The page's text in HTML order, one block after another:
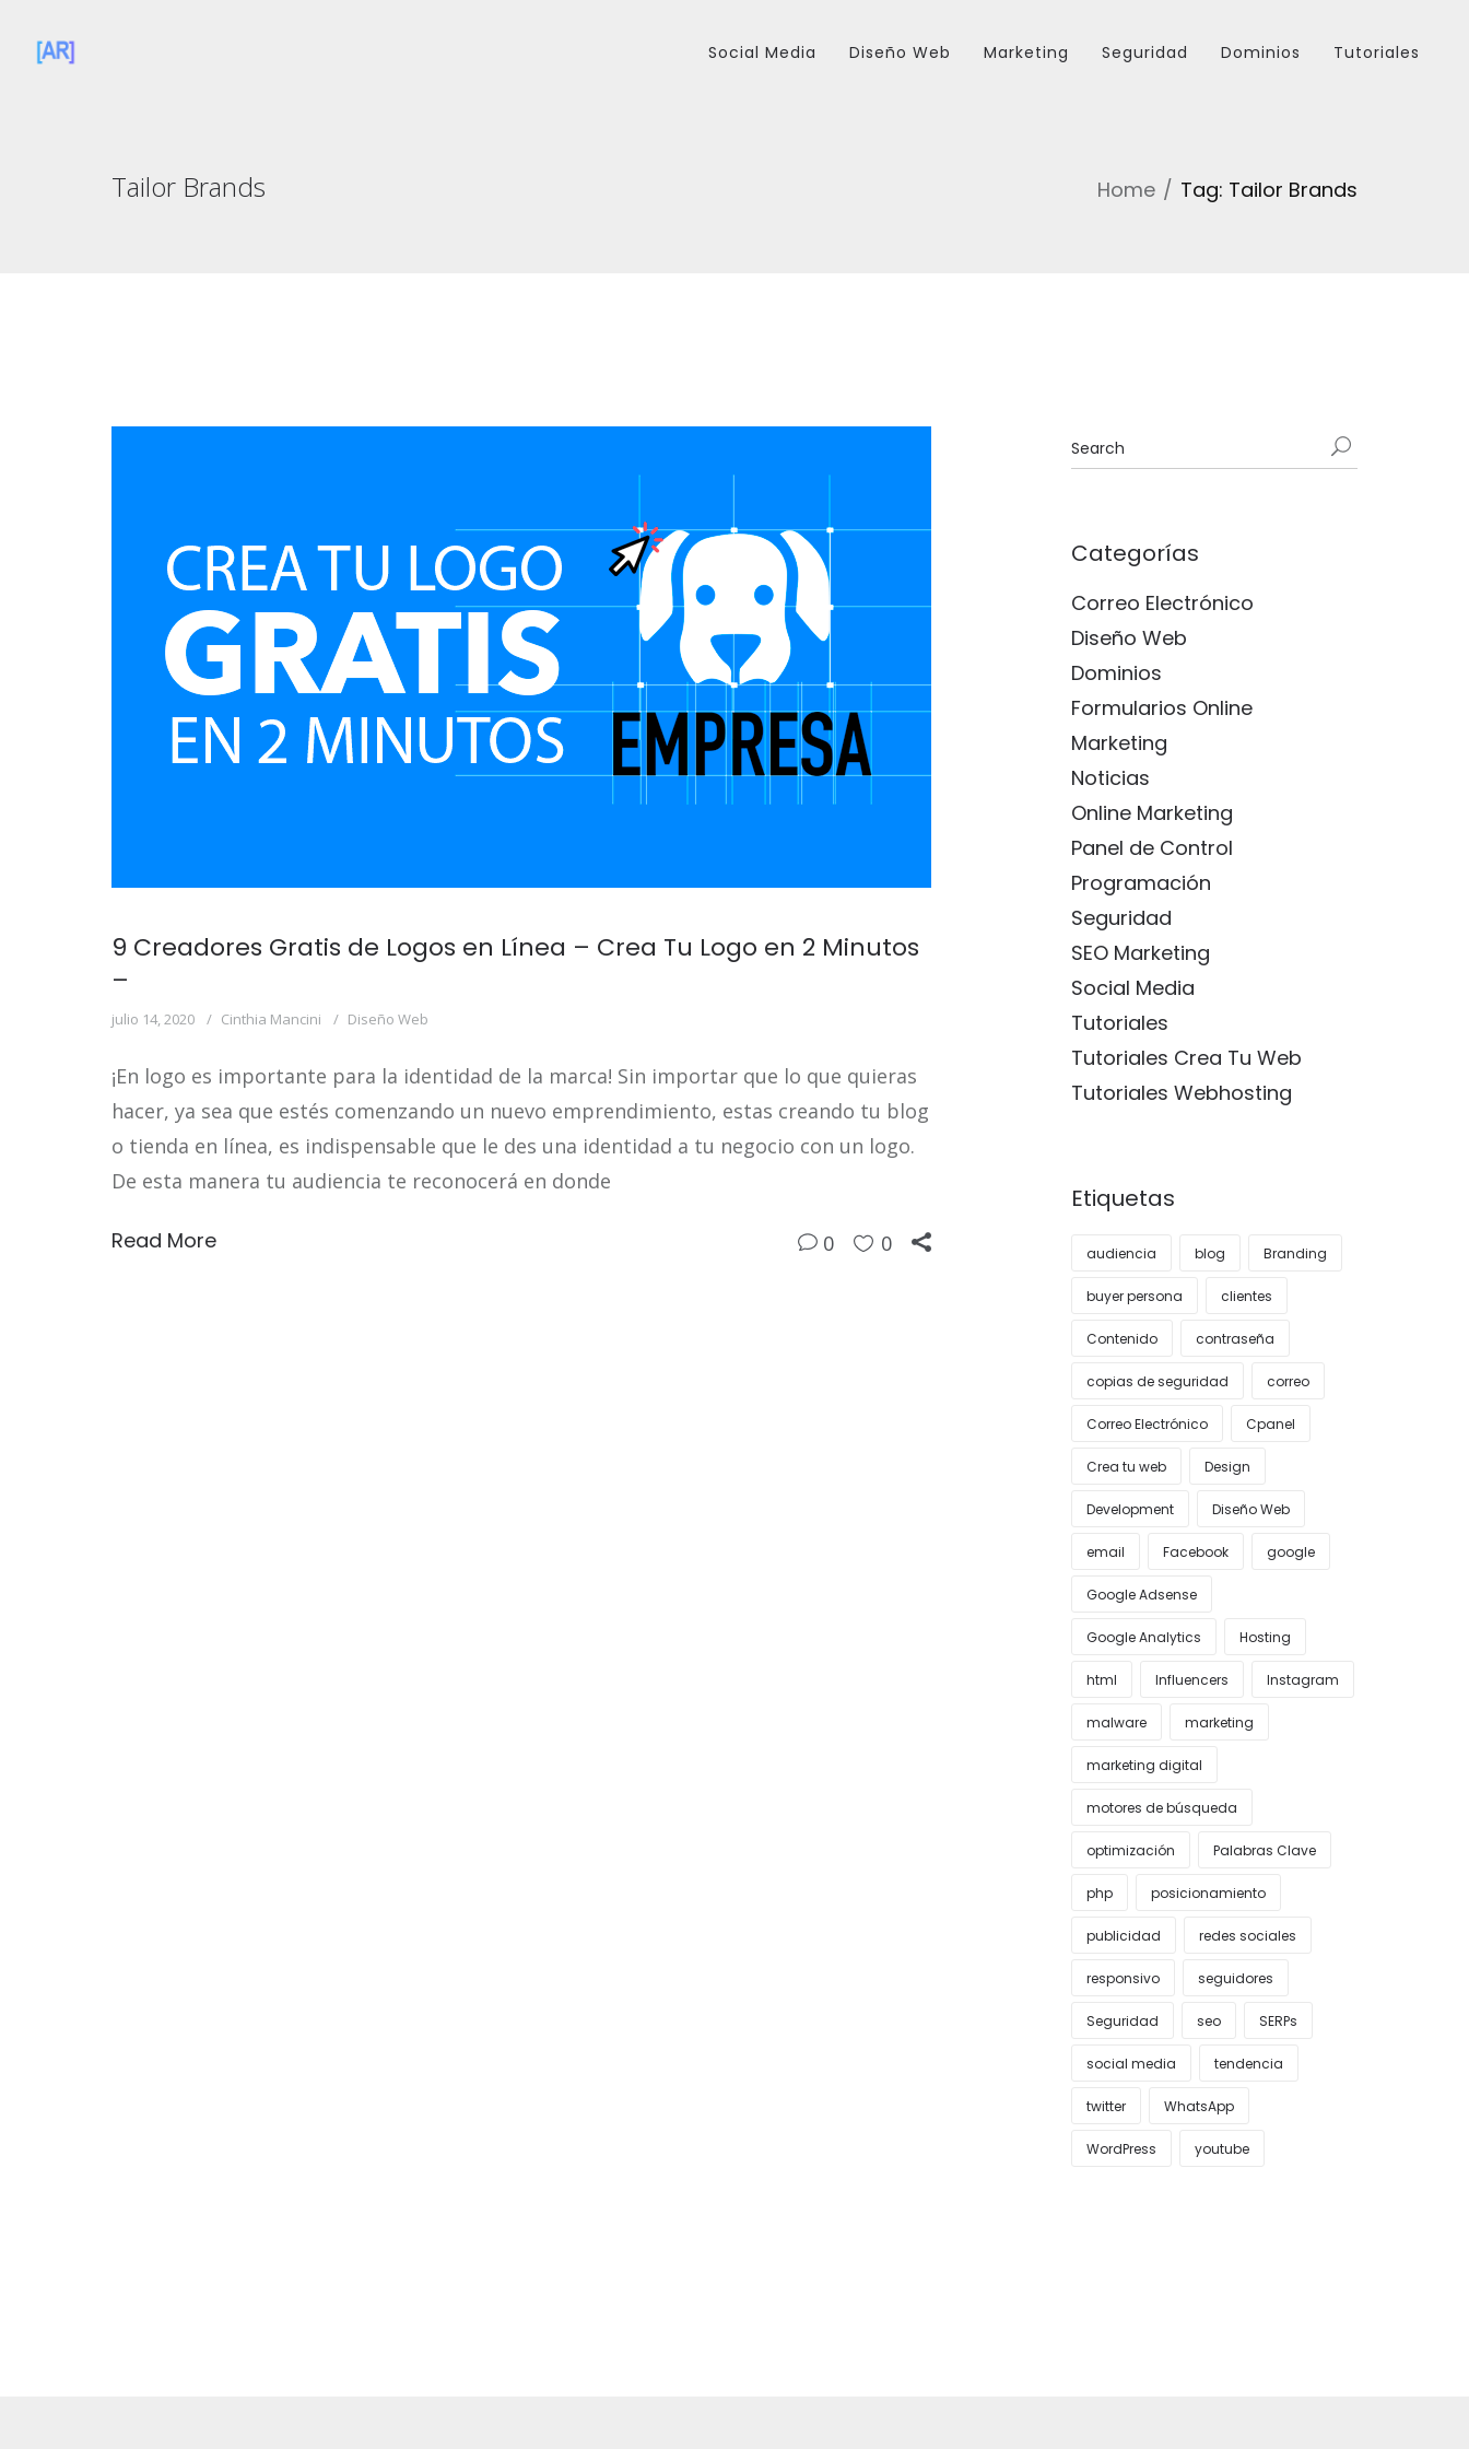
Social Media Diseño Web Marketing Seguridad Dominios Tutoriales
Tailor Brands Home Tag: Tailor Brands
9 Creadores Gratis de Logos en Línea – Crea Tu Logo en 2 Minutos
–
julio 14, 2020 Cinthia Mancini Diseño Web
¡En logo es importante para la identidad de la marca! Sin importar que lo que quieras
hacer, ya sea que estés comenzando un nuevo emprendimiento, estas creando tu blog
o tienda en línea, es indispensable que le des una identidad a tu negocio con un logo.
De esta manera tu audiencia te reconocerá en donde
Read More 0 0
Categorías
Correo Electrónico
Diseño Web
Dominios
Formularios Online
Marketing
Noticias
Online Marketing
Panel de Control
Programación
Seguridad
SEO Marketing
Social Media
Tutoriales
Tutoriales Crea Tu Web
Tutoriales Webhosting
Etiquetas
audiencia blog Branding
buyer persona clientes
Contenido contraseña
copias de seguridad correo
Correo Electrónico Cpanel
Crea tu web Design
Development Diseño Web
email Facebook google
Google Adsense
Google Analytics Hosting
html Influencers Instagram
malware marketing
marketing digital
motores de búsqueda
optimización Palabras Clave
php posicionamiento
publicidad redes sociales
responsivo seguidores
Seguridad seo SERPs
social media tendencia
twitter WhatsApp
WordPress youtube